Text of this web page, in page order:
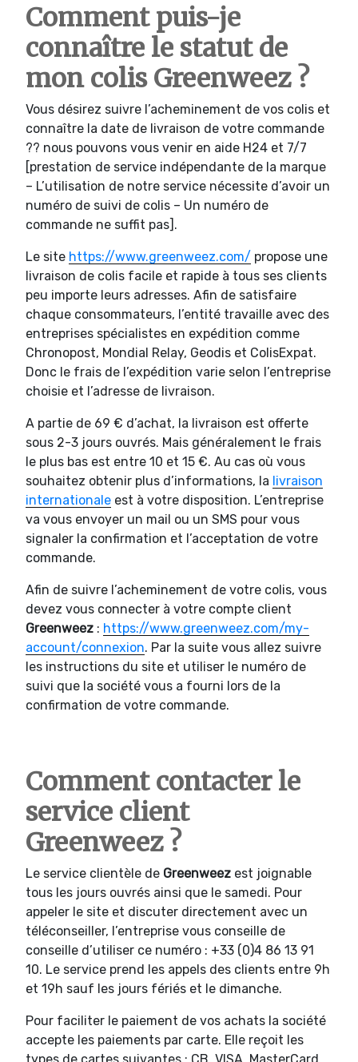
Comment puis-je
connaître le statut de
mon colis Greenweez ?
Vous désirez suivre l’acheminement de vos colis et
connaître la date de livraison de votre commande
?? nous pouvons vous venir en aide H24 et 7/7
[prestation de service indépendante de la marque
– L’utilisation de notre service nécessite d’avoir un
numéro de suivi de colis – Un numéro de
commande ne suffit pas].
Le site https://www.greenweez.com/ propose une
livraison de colis facile et rapide à tous ses clients
peu importe leurs adresses. Afin de satisfaire
chaque consommateurs, l’entité travaille avec des
entreprises spécialistes en expédition comme
Chronopost, Mondial Relay, Geodis et ColisExpat.
Donc le frais de l’expédition varie selon l’entreprise
choisie et l’adresse de livraison.
A partie de 69 € d’achat, la livraison est offerte
sous 2-3 jours ouvrés. Mais généralement le frais
le plus bas est entre 10 et 15 €. Au cas où vous
souhaitez obtenir plus d’informations, la livraison
internationale est à votre disposition. L’entreprise
va vous envoyer un mail ou un SMS pour vous
signaler la confirmation et l’acceptation de votre
commande.
Afin de suivre l’acheminement de votre colis, vous
devez vous connecter à votre compte client
Greenweez : https://www.greenweez.com/my-
account/connexion. Par la suite vous allez suivre
les instructions du site et utiliser le numéro de
suivi que la société vous a fourni lors de la
confirmation de votre commande.
Comment contacter le
service client
Greenweez ?
Le service clientèle de Greenweez est joignable
tous les jours ouvrés ainsi que le samedi. Pour
appeler le site et discuter directement avec un
téléconseiller, l’entreprise vous conseille de
conseille d’utiliser ce numéro : +33 (0)4 86 13 91
10. Le service prend les appels des clients entre 9h
et 19h sauf les jours fériés et le dimanche.
Pour faciliter le paiement de vos achats la société
accepte les paiements par carte. Elle reçoit les